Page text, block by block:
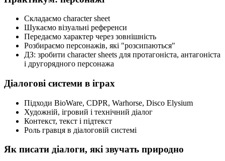
Складаємо character sheet
Шукаємо візуальні референси
Передаємо характер через зовнішність
Розбираємо персонажів, які "розсипаються"
ДЗ: зробити character sheets для протагоніста, антагоніста
і другорядного персонажа
Діалогові системи в іграх
Підходи BioWare, CDPR, Warhorse, Disco Elysium
Художній, ігровий і технічний діалог
Контекст, текст і підтекст
Роль гравця в діалоговій системі
Як писати діалоги, які звучать природно